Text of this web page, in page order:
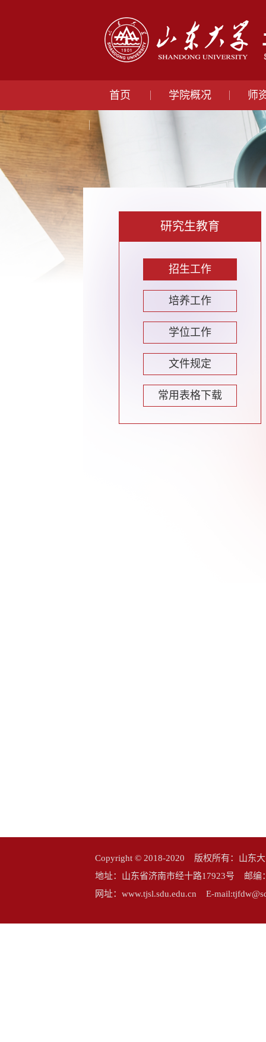
首页 学院概况 师
研究生教育
招生工作
培养工作
学位工作
文件规定
常用表格下载
Copyright © 2018-2020 版权所有：山东
地址：山东省济南市经十路17923号 邮
网址：www.tjsl.sdu.edu.cn E-